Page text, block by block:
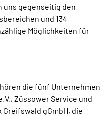
uns gegenseitig den
und 134
Möglichkeiten für
die fünf Unternehmen
Züssower Service und
gGmbH, die